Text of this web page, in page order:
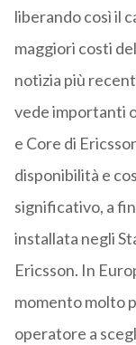
liberando così il
maggiori costi
notizia più
vede importanti
e Core di
disponibilità e
significativo, a
installata negli
Ericsson. In
momento molto
operatore a